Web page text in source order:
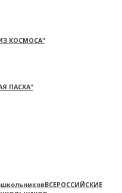
КОСМОСА"
ПАСХА"
ВСЕРОССИЙСКИЕ